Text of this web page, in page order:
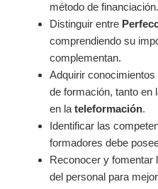
método de financiación.
Distinguir entre
comprendiendo su
complementan.
Adquirir
de formación, tanto en
en la teleformación.
Identificar las
formadores debe
Reconocer y fomentar
del personal para